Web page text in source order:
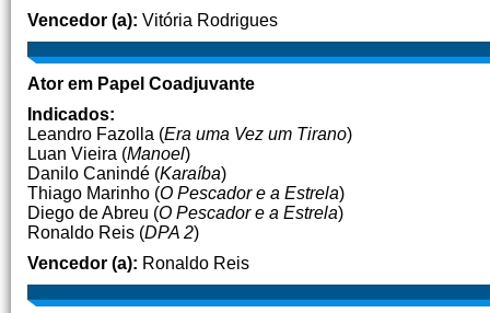
Vencedor (a): Vitória Rodrigues
Ator em Papel Coadjuvante
Indicados:
Leandro Fazolla (Era uma Vez um Tirano)
Luan Vieira (Manoel)
Danilo Canindé (Karaíba)
Thiago Marinho (O Pescador e a Estrela)
Diego de Abreu (O Pescador e a Estrela)
Ronaldo Reis (DPA 2)
Vencedor (a): Ronaldo Reis